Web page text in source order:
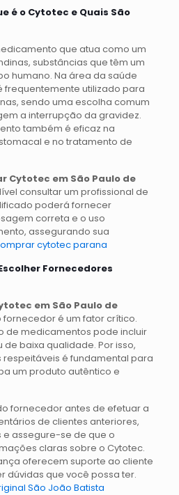
é o Cytotec e Quais São
que atua como um
substâncias que têm um
humano. Na área da saúde
frequentemente utilizado para
sendo uma escolha comum
a interrupção da gravidez.
também é eficaz na
e no tratamento de
Cytotec em São Paulo de
consultar um profissional de
poderá fornecer
correta e o uso
assegurando sua
cytotec parana
Fornecedores
em São Paulo de
fornecedor é um fator crítico.
de medicamentos pode incluir
baixa qualidade. Por isso,
é fundamental para
um produto autêntico e
fornecedor antes de efetuar a
de clientes anteriores,
assegure-se de que o
claras sobre o Cytotec.
oferecem suporte ao cliente
dúvidas que você possa ter.
São João Batista